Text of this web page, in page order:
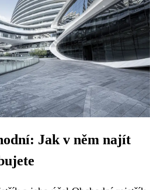
Jak v něm najít